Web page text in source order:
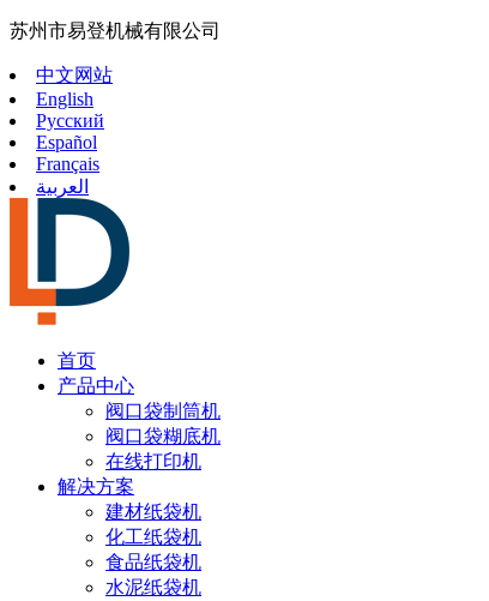
苏州市易登机械有限公司
中文网站
English
Русский
Español
Français
العربية
首页
产品中心
阀口袋制筒机
阀口袋糊底机
在线打印机
解决方案
建材纸袋机
化工纸袋机
食品纸袋机
水泥纸袋机